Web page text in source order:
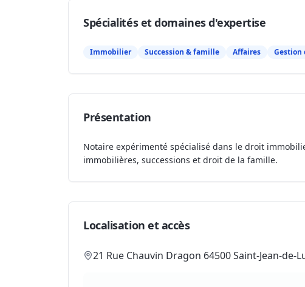
Spécialités et domaines d'expertise
Immobilier Succession & famille Affaires Gestion
Présentation
Notaire expérimenté spécialisé dans le droit
immobilières, successions et droit de la famille.
Localisation et accès
21 Rue Chauvin Dragon 64500 Saint-Jean-de-